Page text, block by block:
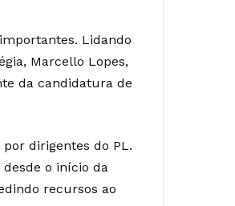
Lidando
Marcello Lopes,
da candidatura de
dirigentes do PL.
o início da
recursos ao